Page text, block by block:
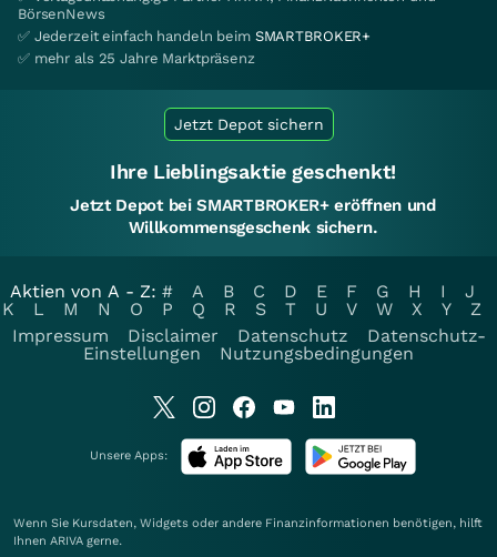
BörsenNews
✅ Jederzeit einfach handeln beim SMARTBROKER+
✅ mehr als 25 Jahre Marktpräsenz
Jetzt Depot sichern
Ihre Lieblingsaktie geschenkt!
Jetzt Depot bei SMARTBROKER+ eröffnen und
Willkommensgeschenk sichern.
Aktien von A - Z: # A B C D E F G H I
J
K
L M N O P Q R S T U V W X Y
Z
Impressum
Disclaimer Datenschutz
Datenschutz-
Einstellungen
Nutzungsbedingungen
Unsere Apps:
Wenn Sie Kursdaten, Widgets oder andere Finanzinformationen benötigen, hilft
Ihnen ARIVA gerne.